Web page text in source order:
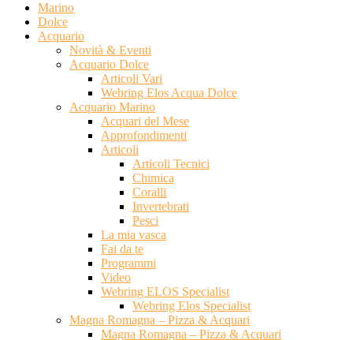
Marino
Dolce
Acquario
Novità & Eventi
Acquario Dolce
Articoli Vari
Webring Elos Acqua Dolce
Acquario Marino
Acquari del Mese
Approfondimenti
Articoli
Articoli Tecnici
Chimica
Coralli
Invertebrati
Pesci
La mia vasca
Fai da te
Programmi
Video
Webring ELOS Specialist
Webring Elos Specialist
Magna Romagna – Pizza & Acquari
Magna Romagna – Pizza & Acquari